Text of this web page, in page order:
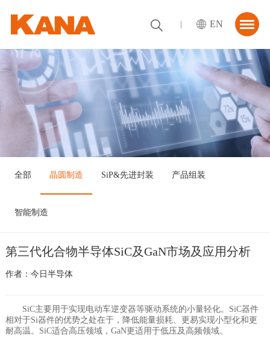
EN
首页
关于我们
决方案
资讯中心
全部 晶圆制造 SiP&先进封装 产品组装
智能制造
第三代化合物半导体SiC及GaN市场及应用分析
作者：今日半导体
SiC主要用于实现电动车逆变器等驱动系统的小量轻化。SiC器件
相对于Si器件的优势之处在于，降低能量损耗、更易实现小型化和更
耐高温。SiC适合高压领域，GaN更适用于低压及高频领域。